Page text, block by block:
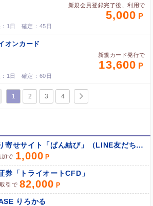
新規会員登録完了後、利用で
5,000
1日 45日
オンカード
新規カード発行で
13,600
1日 60日
1 2 3 4
パン専門お取り寄せサイト「ぱん結び」（LINE友だち追加）
加で 1,000
券「トライオートCFD」
引で 82,000
りろかる